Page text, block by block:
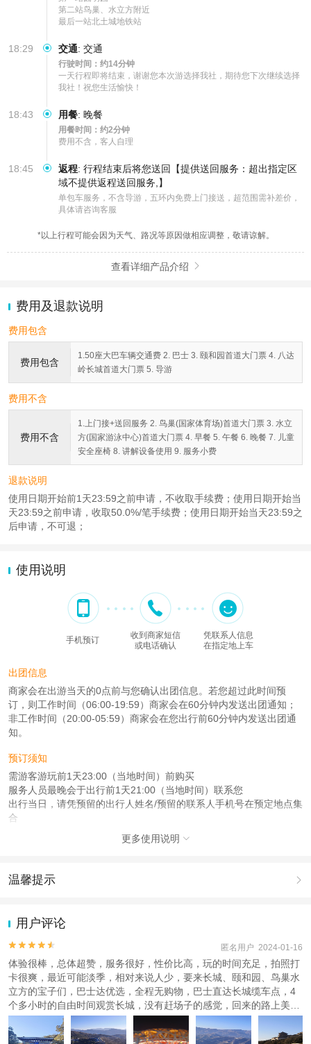
第二站鸟巢、水立方附近
最后一站北土城地铁站
18:29 交通: 交通
行驶时间：约14分钟
一天行程即将结束，谢谢您本次游选择我社，期待您下次继续选择
我社！祝您生活愉快！
18:43 用餐: 晚餐
用餐时间：约2分钟
费用不含，客人自理
18:45 返程: 行程结束后将您送回【提供送回服务：超出指定区
域不提供返程送回服务,】
单包车服务，不含导游，五环内免费上门接送，超范围需补差价，
具体请咨询客服
*以上行程可能会因为天气、路况等原因做相应调整，敬请谅解。
查看详细产品介绍 
费用及退款说明
费用包含
费用包含
1.50座大巴车辆交通费 2. 巴士 3. 颐和园首道大门票 4. 八达
岭长城首道大门票 5. 导游
费用不含
费用不含
1.上门接+送回服务 2. 鸟巢(国家体育场)首道大门票 3. 水立
方(国家游泳中心)首道大门票 4. 早餐 5. 午餐 6. 晚餐 7. 儿童
安全座椅 8. 讲解设备使用 9. 服务小费
退款说明
使用日期开始前1天23:59之前申请，不收取手续费；使用日期开始当
天23:59之前申请，收取50.0%/笔手续费；使用日期开始当天23:59之
后申请，不可退；
使用说明
手机预订
收到商家短信
或电话确认
凭联系人信息
在指定地上车
出团信息
商家会在出游当天的0点前与您确认出团信息。若您超过此时间预
订，则工作时间（06:00-19:59）商家会在60分钟内发送出团通知；
非工作时间（20:00-05:59）商家会在您出行前60分钟内发送出团通
知。
预订须知
需游客游玩前1天23:00（当地时间）前购买
服务人员最晚会于出行前1天21:00（当地时间）联系您
出行当日，请凭预留的出行人姓名/预留的联系人手机号在预定地点集
合
儿童：4周岁 – 10周岁；
本产品由青岛驿路同行国际旅行社有限公司代理招徕，委托社为北京永平国际旅
行社有限公司，具体的旅游服务和操作由委托社及其有资质的地接社提供
更多使用说明 
温馨提示 
动（如跳伞、潜水、滑雪等）前，请务必仔细阅读
2.为普及旅游安全知识及旅游文明公约，使您的旅程顺利圆满完成，
特制定《去哪儿网旅游安全手册》 ，请您认真阅读并切实遵守。
用户评论

 匿名用户 2024-01-16
体验很棒，总体超赞，服务很好，性价比高，玩的时间充足，拍照打
卡很爽，最近可能淡季，相对来说人少，要来长城、颐和园、鸟巢水
立方的宝子们，巴士达优选，全程无购物，巴士直达长城缆车点，4
个多小时的自由时间观赏长城，没有赶场子的感觉，回来的路上美美
的睡了一觉，驾驶员开车平稳，座位舒服。颐和园景区2个多小时时
间讲解，我们申请去昆明湖滑冰，带孩子的别错过，一边赏景一边滑